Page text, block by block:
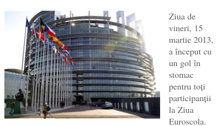
Ziua de
vineri, 15
martie 2013,
a început cu
un gol în
stomac
pentru toți
participanții
la Ziua
Euroscola.